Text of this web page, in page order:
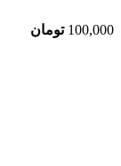
100,000 تومان